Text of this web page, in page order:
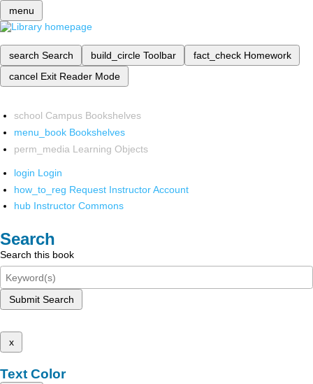
menu
search Search build_circle Toolbar fact_check Homework
cancel Exit Reader Mode
school Campus Bookshelves
menu_book Bookshelves
perm_media Learning Objects
login Login
how_to_reg Request Instructor Account
hub Instructor Commons
Search
Search this book
Submit Search
x
Text Color